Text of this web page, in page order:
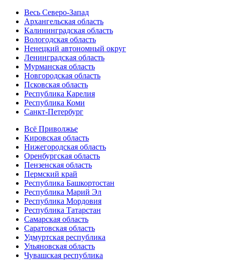
Весь Северо-Запад
Архангельская область
Калининградская область
Вологодская область
Ненецкий автономный округ
Ленинградская область
Мурманская область
Новгородская область
Псковская область
Республика Карелия
Республика Коми
Санкт-Петербург
Всё Приволжье
Кировская область
Нижегородская область
Оренбургская область
Пензенская область
Пермский край
Республика Башкортостан
Республика Марий Эл
Республика Мордовия
Республика Татарстан
Самарская область
Саратовская область
Удмуртская республика
Ульяновская область
Чувашская республика